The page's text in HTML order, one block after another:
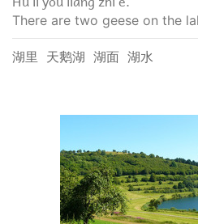
There are two geese on the
湖里 天鹅湖 湖面 湖水